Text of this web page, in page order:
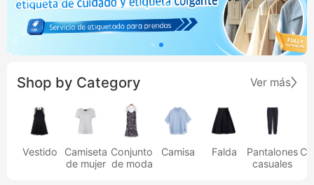
Shop by Category Ver más
Vestido
Camiseta
de mujer
Conjunto
de moda
Camisa Falda
Pantalones
casuales